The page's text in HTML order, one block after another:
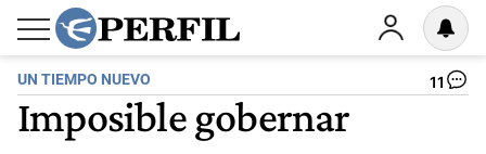
UN TIEMPO NUEVO 11
Imposible gobernar